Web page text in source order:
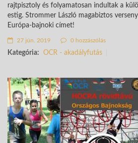
rajtpisztoly és folyamatosan indultak a
estig. Strommer László magabiztos
Európa-bajnoki címet!
27 jún. 2019 0 hozzászólás
Kategória: OCR - akadályfutás